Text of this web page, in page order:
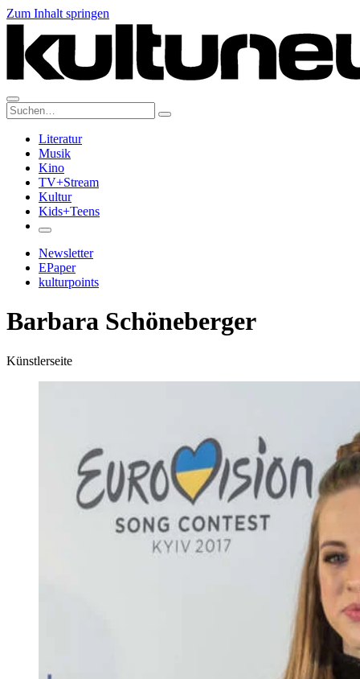
Zum Inhalt springen
Suche:
Literatur
Musik
Kino
TV+Stream
Kultur
Kids+Teens
Newsletter
EPaper
kulturpoints
Barbara Schöneberger
Künstlerseite